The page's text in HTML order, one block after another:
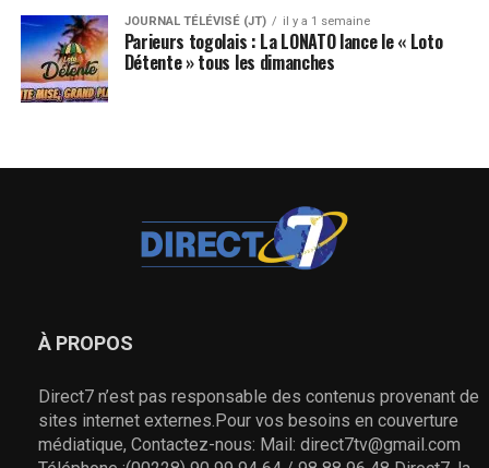
JOURNAL TÉLÉVISÉ (JT) il y a 1 semaine
Parieurs togolais : La LONATO lance le « Loto
Détente » tous les dimanches
À PROPOS
Direct7 n’est pas responsable des contenus provenant de
sites internet externes.Pour vos besoins en couverture
médiatique, Contactez-nous: Mail: direct7tv@gmail.com